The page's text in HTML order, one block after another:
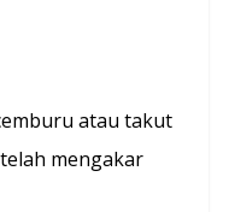
atau takut
mengakar